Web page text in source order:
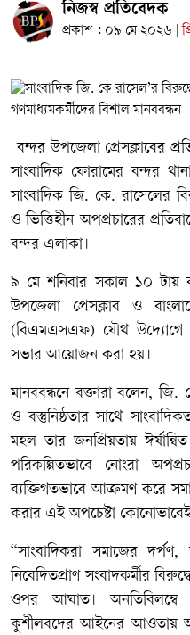
নিজস্ব প্রতিবেদক
প্রকাশ : ০৯ মে ২০২৬
বন্দর উপজেলা প্রেসক্লাবের
সাংবাদিক ফোরামের বন্দর
সাংবাদিক জি. কে. রাসেলের
ও ভিত্তিহীন অপপ্রচারের
বন্দর এলাকা।
৯ মে শনিবার সকাল ১০ টায়
উপজেলা প্রেসক্লাব ও
(বিএমএসএফ) যৌথ উদ্যোগে
সভার আয়োজন করা হয়।
মানববন্ধনে বক্তারা বলেন, জি.
ও বস্তুনিষ্ঠতার সাথে
মহল তার জনপ্রিয়তায়
পরিকল্পিতভাবে নোংরা
ব্যক্তিগতভাবে আক্রমণ করে
করার এই অপচেষ্টা
“সাংবাদিকরা সমাজের
নিবেদিতপ্রাণ সংবাদকর্মীর
ওপর আঘাত। অনতিবিলম্বে
কুশীলবদের আইনের আওতায়